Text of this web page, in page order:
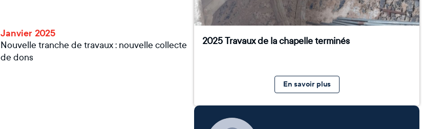
Janvier 2025
Nouvelle tranche de travaux : nouvelle collecte
de dons
2025 Travaux de la chapelle terminés
En savoir plus